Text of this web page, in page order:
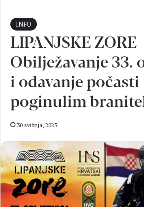
INFO
LIPANJSKE ZORE
Obilježavanje 33.
i odavanje počasti
poginulim
30 svibnja, 2025